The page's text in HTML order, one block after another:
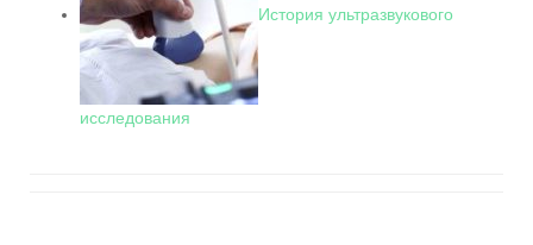
История ультразвукового
исследования